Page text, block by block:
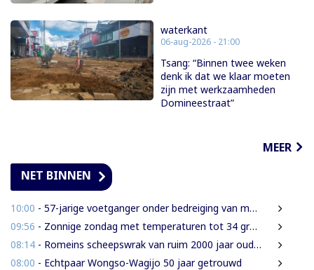
waterkant
06-aug-2026 - 21:00
Tsang: “Binnen twee weken
denk ik dat we klaar moeten
zijn met werkzaamheden
Domineestraat”
MEER
NET BINNEN
10:00 - 57-jarige voetganger onder bedreiging van mes beroofd van mobiele telefoon
09:56 - Zonnige zondag met temperaturen tot 34 graden
08:14 - Romeins scheepswrak van ruim 2000 jaar oud ontdekt bij Sicilië
08:00 - Echtpaar Wongso-Wagijo 50 jaar getrouwd